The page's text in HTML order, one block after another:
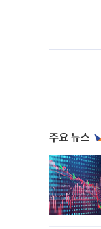
주요 뉴스